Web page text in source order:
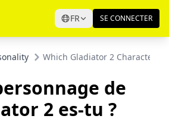
FR SE CONNECTER
Which Gladiator 2 Character
de
2 es-tu ?